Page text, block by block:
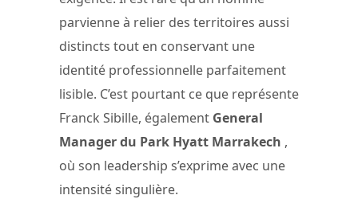
parvienne à relier des territoires aussi
distincts tout en conservant une
identité professionnelle parfaitement
lisible. C’est pourtant ce que représente
Franck Sibille, également General
Manager du Park Hyatt Marrakech ,
où son leadership s’exprime avec une
intensité singulière.